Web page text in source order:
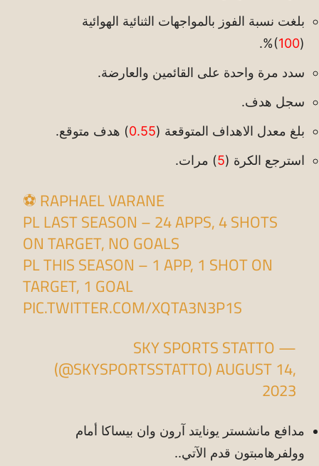
بلغت نسبة الفوز بالمواجهات الثنائية الهوائية
(
100
)%.
سدد مرة واحدة على القائمين والعارضة.
سجل هدف.
بلغ معدل الاهداف المتوقعة (0.55) هدف متوقع.
استرجع الكرة (5) مرات.
⚽️ RAPHAEL VARANE
PL LAST SEASON – 24 APPS, 4 SHOTS
ON TARGET, NO GOALS
PL THIS SEASON – 1 APP, 1 SHOT ON
TARGET, 1 GOAL
PIC.TWITTER.COM/XQTA3N3P1S
— SKY SPORTS STATTO
(@SKYSPORTSSTATTO)AUGUST 14,
2023
مدافع مانشستر يونايتد آرون وان بيساكا أمام
وولفرهامبتون قدم الآتي..